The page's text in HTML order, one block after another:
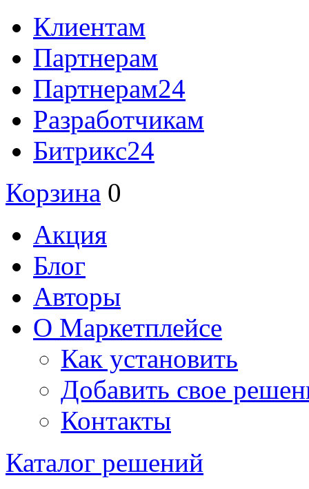
Клиентам
Партнерам
Партнерам24
Разработчикам
Битрикс24
Корзина 0
Акция
Блог
Авторы
О Маркетплейсе
Как установить
Добавить свое
Контакты
Каталог решений